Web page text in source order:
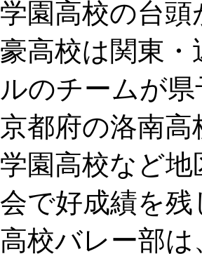
学園高校の台
豪高校は関東
ルのチームが
京都府の洛南
学園高校など
会で好成績を
高校バレー部